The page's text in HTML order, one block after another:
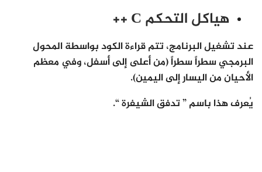
هياكل التحكم C ++
عند تشغيل البرنامج، تتم قراءة الكود بواسطة المحول
البرمجي سطراً سطراً (من أعلى إلى أسفل، وفي معظم
الأحيان من اليسار إلى اليمين).
يُعرف هذا باسم ” تدفق الشيفرة “.